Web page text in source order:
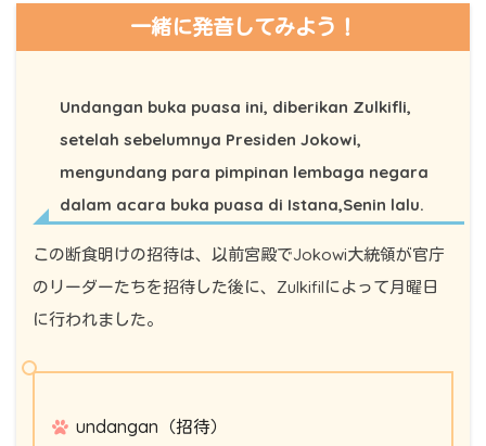
一緒に発音してみよう！
Undangan buka puasa ini, diberikan Zulkifli,
setelah sebelumnya Presiden Jokowi,
mengundang para pimpinan lembaga negara
dalam acara buka puasa di Istana,Senin lalu.
この断食明けの招待は、以前宮殿でJokowi大統領が官庁
のリーダーたちを招待した後に、Zulkifilによって月曜日
に行われました。
undangan（招待）